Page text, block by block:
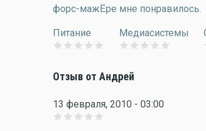
форс-мажЁре мне понравилось.
Питание Медиасистемы
Отзыв от Андрей
13 февраля, 2010 - 03:00